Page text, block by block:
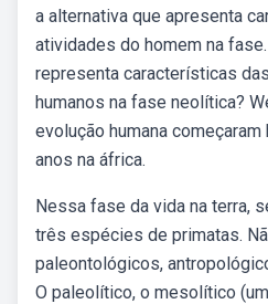
a alternativa que apresenta
atividades do homem na
representa características
humanos na fase neolítica?
evolução humana
anos na áfrica.
Nessa fase da vida na terra,
três espécies de primatas.
paleontológicos,
O paleolítico, o mesolítico